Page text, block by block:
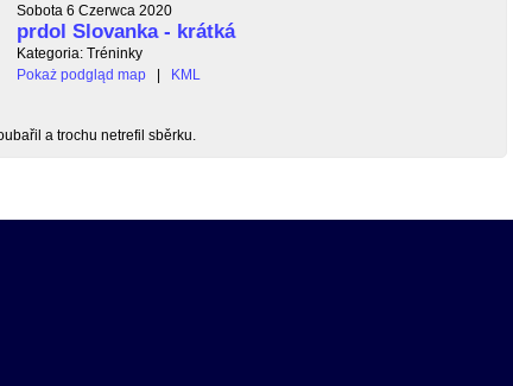
Sobota 6 Czerwca 2020
prdol Slovanka - krátká
Kategoria: Tréninky
Pokaż podgląd map
| KML
a trochu netrefil sběrku.